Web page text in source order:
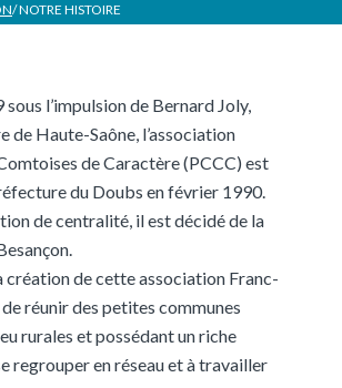
/ NOTRE HISTOIRE
sous l’impulsion de Bernard Joly,
de Haute-Saône, l’association
de Caractère (PCCC) est
du Doubs en février 1990.
de centralité, il est décidé de la
création de cette association Franc-
réunir des petites communes
rurales et possédant un riche
regrouper en réseau et à travailler